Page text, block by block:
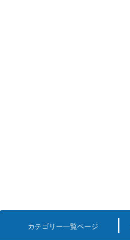
カテゴリー一覧ページ